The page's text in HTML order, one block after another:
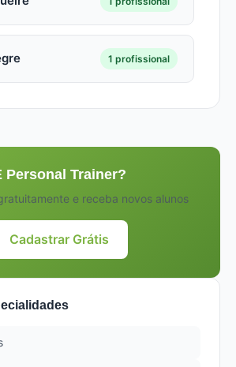
1 profissional
Personal Trainer?
e receba novos alunos
Cadastrar Grátis